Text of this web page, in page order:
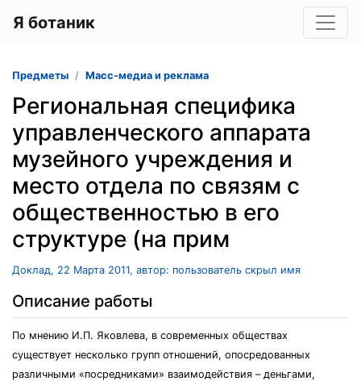
Я ботаник
Предметы Масс-медиа и реклама
Региональная специфика
управленческого аппарата
музейного учреждения и
место отдела по связям с
общественностью в его
структуре (на прим
Доклад, 22 Марта 2011, автор: пользователь скрыл имя
Описание работы
По мнению И.П. Яковлева, в современных обществах
существует несколько групп отношений, опосредованных
различными «посредниками» взаимодействия – деньгами,